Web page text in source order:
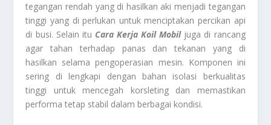
tegangan rendah yang di hasilkan aki menjadi tegangan
tinggi yang di perlukan untuk menciptakan percikan api
di busi. Selain itu Cara Kerja Koil Mobiljuga di rancang
agar tahan terhadap panas dan tekanan yang di
hasilkan selama pengoperasian mesin. Komponen ini
sering di lengkapi dengan bahan isolasi berkualitas
tinggi untuk mencegah korsleting dan memastikan
performa tetap stabil dalam berbagai kondisi.